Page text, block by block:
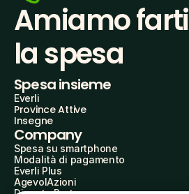
Amiamo farti
la spesa
Spesa insieme
Everli
Province Attive
Insegne
Company
Spesa su smartphone
Modalità di pagamento
Everli Plus
AgevolAzioni